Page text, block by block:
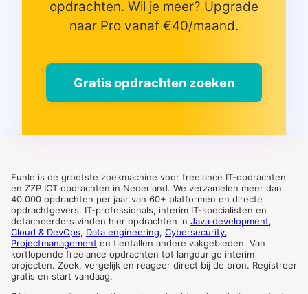
opdrachten. Wil je meer? Upgrade
naar Pro vanaf €40/maand.
Gratis opdrachten zoeken
Funle is de grootste zoekmachine voor freelance IT-opdrachten
en ZZP ICT opdrachten in Nederland. We verzamelen meer dan
40.000 opdrachten per jaar van 60+ platformen en directe
opdrachtgevers. IT-professionals, interim IT-specialisten en
detacheerders vinden hier opdrachten in Java development,
Cloud & DevOps, Data engineering, Cybersecurity,
Projectmanagement en tientallen andere vakgebieden. Van
kortlopende freelance opdrachten tot langdurige interim
projecten. Zoek, vergelijk en reageer direct bij de bron. Registreer
gratis en start vandaag.